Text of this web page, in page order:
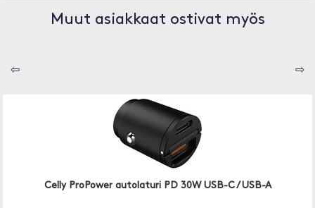
Muut asiakkaat ostivat myös
⇦ ⇨
Celly ProPower autolaturi PD 30W USB-C / USB-A